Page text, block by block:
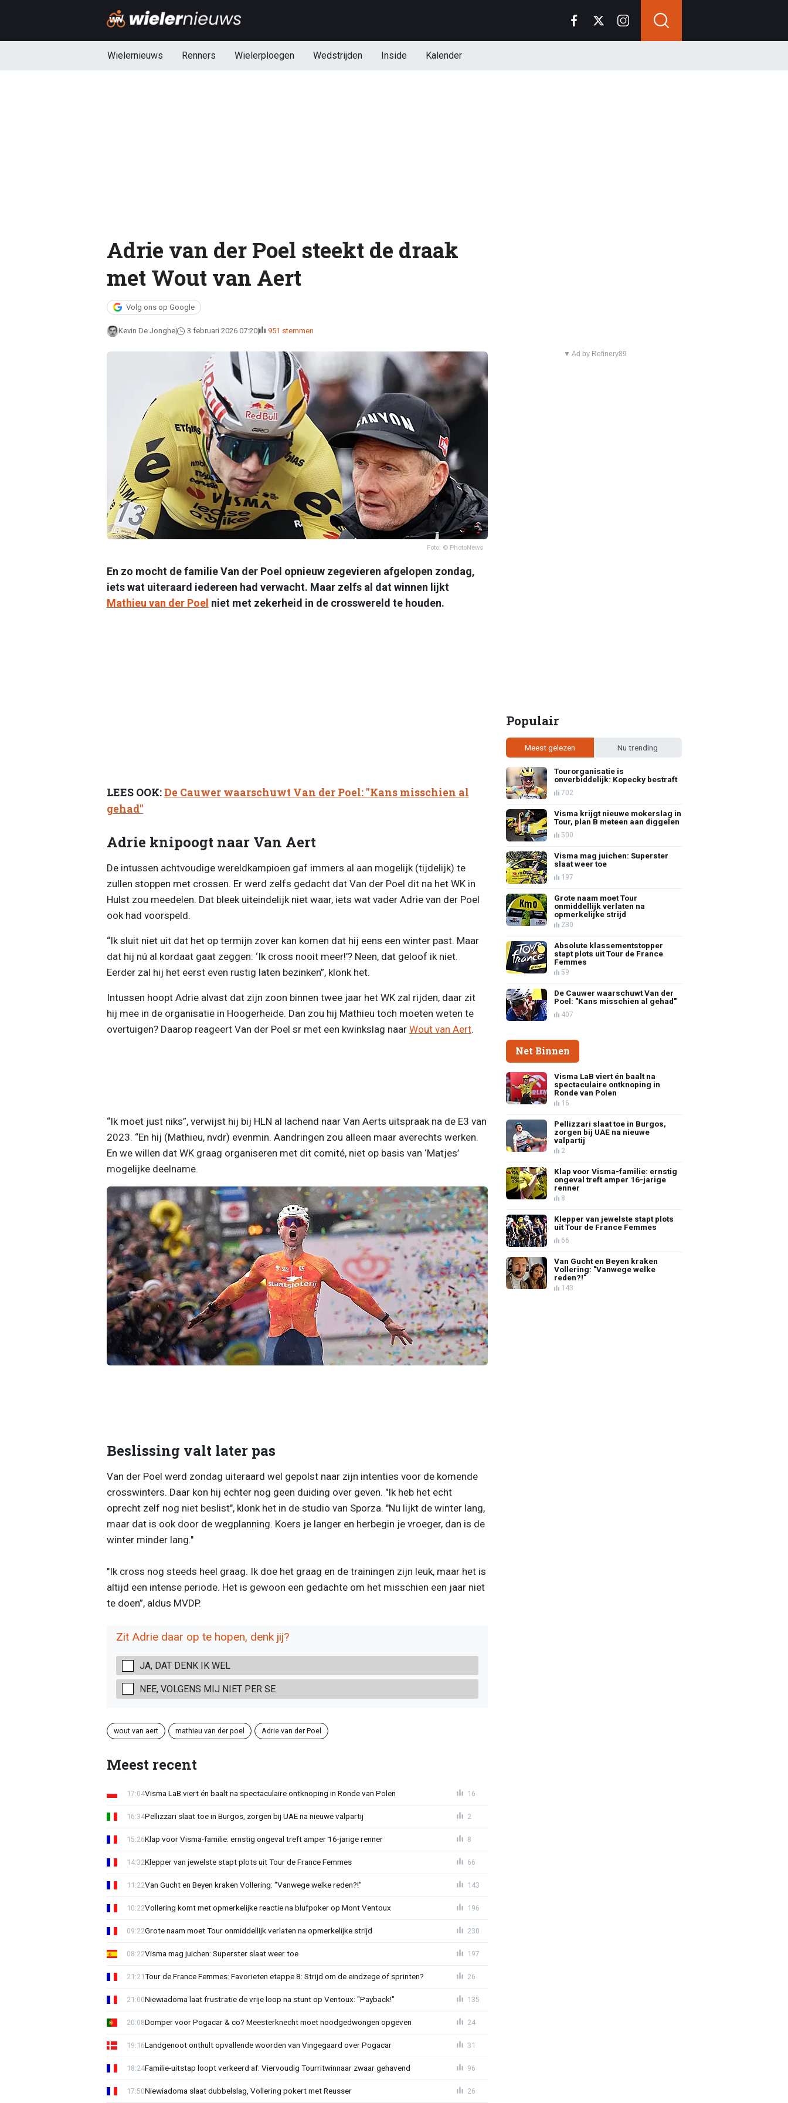
Wielernieuws Renners Wielerploegen Wedstrijden Inside Kalender
Adrie van der Poel steekt de draak
met Wout van Aert
Volg ons op Google
Kevin De Jonghe 3 februari 2026 07:20 951 stemmen
Foto: © PhotoNews
En zo mocht de familie Van der Poel opnieuw zegevieren afgelopen zondag,
iets wat uiteraard iedereen had verwacht. Maar zelfs al dat winnen lijkt
Mathieu van der Poel niet met zekerheid in de crosswereld te houden.
LEES OOK:De Cauwer waarschuwt Van der Poel: "Kans misschien al
gehad"
Adrie knipoogt naar Van Aert
De intussen achtvoudige wereldkampioen gaf immers al aan mogelijk (tijdelijk) te
zullen stoppen met crossen. Er werd zelfs gedacht dat Van der Poel dit na het WK in
Hulst zou meedelen. Dat bleek uiteindelijk niet waar, iets wat vader Adrie van der Poel
ook had voorspeld.
“Ik sluit niet uit dat het op termijn zover kan komen dat hij eens een winter past. Maar
dat hij nú al kordaat gaat zeggen: ‘Ik cross nooit meer!’? Neen, dat geloof ik niet.
Eerder zal hij het eerst even rustig laten bezinken”, klonk het.
Intussen hoopt Adrie alvast dat zijn zoon binnen twee jaar het WK zal rijden, daar zit
hij mee in de organisatie in Hoogerheide. Dan zou hij Mathieu toch moeten weten te
overtuigen? Daarop reageert Van der Poel sr met een kwinkslag naar Wout van Aert.
“Ik moet just niks”, verwijst hij bij HLN al lachend naar Van Aerts uitspraak na de E3 van
2023. “En hij (Mathieu, nvdr) evenmin. Aandringen zou alleen maar averechts werken.
En we willen dat WK graag organiseren met dit comité, niet op basis van ‘Matjes’
mogelijke deelname.
Beslissing valt later pas
Van der Poel werd zondag uiteraard wel gepolst naar zijn intenties voor de komende
crosswinters. Daar kon hij echter nog geen duiding over geven. "Ik heb het echt
oprecht zelf nog niet beslist", klonk het in de studio van Sporza. "Nu lijkt de winter lang,
maar dat is ook door de wegplanning. Koers je langer en herbegin je vroeger, dan is de
winter minder lang."
"Ik cross nog steeds heel graag. Ik doe het graag en de trainingen zijn leuk, maar het is
altijd een intense periode. Het is gewoon een gedachte om het misschien een jaar niet
te doen”, aldus MVDP.
Zit Adrie daar op te hopen, denk jij?
JA, DAT DENK IK WEL
NEE, VOLGENS MIJ NIET PER SE
wout van aert mathieu van der poel Adrie van der Poel
Meest recent
Visma LaB viert én baalt na spectaculaire ontknoping in Ronde van Polen
17:04 16
Pellizzari slaat toe in Burgos, zorgen bij UAE na nieuwe valpartij
16:34 2
Klap voor Visma-familie: ernstig ongeval treft amper 16-jarige renner
15:26 8
Klepper van jewelste stapt plots uit Tour de France Femmes
14:32 66
Van Gucht en Beyen kraken Vollering: "Vanwege welke reden?!"
11:22 143
Vollering komt met opmerkelijke reactie na blufpoker op Mont Ventoux
10:22 196
Grote naam moet Tour onmiddellijk verlaten na opmerkelijke strijd
09:22 230
Visma mag juichen: Superster slaat weer toe
08:22 197
Tour de France Femmes: Favorieten etappe 8: Strijd om de eindzege of sprinten?
21:21 26
Niewiadoma laat frustratie de vrije loop na stunt op Ventoux: "Payback!"
21:00 135
Domper voor Pogacar & co? Meesterknecht moet noodgedwongen opgeven
20:08 24
Landgenoot onthult opvallende woorden van Vingegaard over Pogacar
19:16 31
Familie-uitstap loopt verkeerd af: Viervoudig Tourritwinnaar zwaar gehavend
18:24 96
Niewiadoma slaat dubbelslag, Vollering pokert met Reusser
17:50 26
▼ Ad by Refinery89
Populair
Meest gelezen Nu trending
Tourorganisatie is
onverbiddelijk: Kopecky bestraft
702
Visma krijgt nieuwe mokerslag in
Tour, plan B meteen aan diggelen
500
Visma mag juichen: Superster
slaat weer toe
197
Grote naam moet Tour
onmiddellijk verlaten na
opmerkelijke strijd
230
Absolute klassementstopper
stapt plots uit Tour de France
Femmes
59
De Cauwer waarschuwt Van der
Poel: "Kans misschien al gehad"
407
Net Binnen
Visma LaB viert én baalt na
spectaculaire ontknoping in
Ronde van Polen
16
Pellizzari slaat toe in Burgos,
zorgen bij UAE na nieuwe
valpartij
2
Klap voor Visma-familie: ernstig
ongeval treft amper 16-jarige
renner
8
Klepper van jewelste stapt plots
uit Tour de France Femmes
66
Van Gucht en Beyen kraken
Vollering: "Vanwege welke
reden?!"
143